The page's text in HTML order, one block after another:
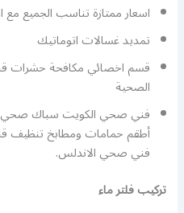
اسعار ممتازة تناسب الجميع مع
تمديد غسالات اتوماتيك
قسم اخصائي مكافحة حشرات
الصحية
فني صحي الكويت سباك صحي
أطقم حمامات ومطابخ تنظيف
فني صحي الاندلس.
تركيب فلتر ماء